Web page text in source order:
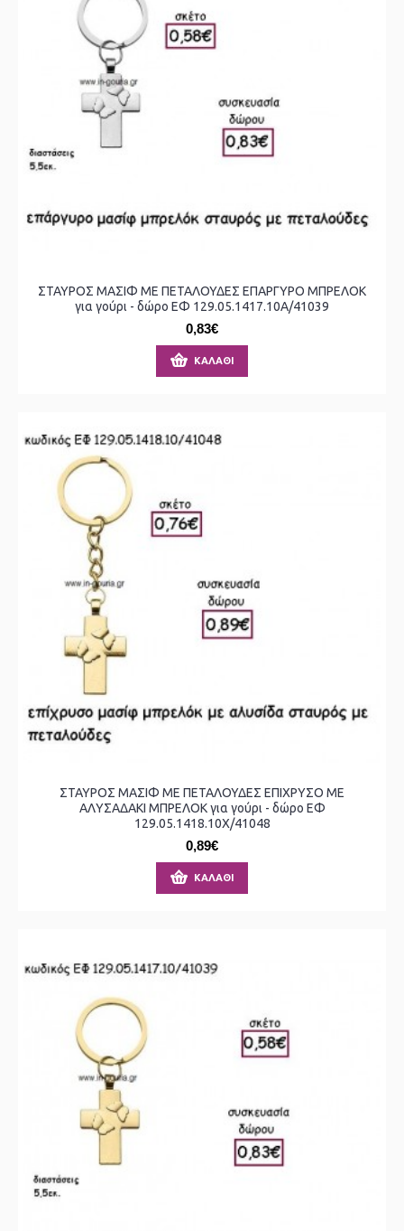
ΣΤΑΥΡΟΣ ΜΑΣΙΦ ΜΕ ΠΕΤΑΛΟΥΔΕΣ ΕΠΑΡΓΥΡΟ ΜΠΡΕΛΟΚ
για γούρι - δώρο ΕΦ 129.05.1417.10Α/41039
0,83€
ΚΑΛΆΘΙ
ΣΤΑΥΡΟΣ ΜΑΣΙΦ ΜΕ ΠΕΤΑΛΟΥΔΕΣ ΕΠΙΧΡΥΣΟ ΜΕ
ΑΛΥΣΑΔΑΚΙ ΜΠΡΕΛΟΚ για γούρι - δώρο ΕΦ
129.05.1418.10Χ/41048
0,89€
ΚΑΛΆΘΙ